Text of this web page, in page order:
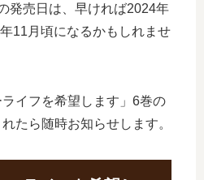
発売日は、早ければ2024年
11月頃になるかもしれませ
イフを希望します」6巻の
たら随時お知らせします。